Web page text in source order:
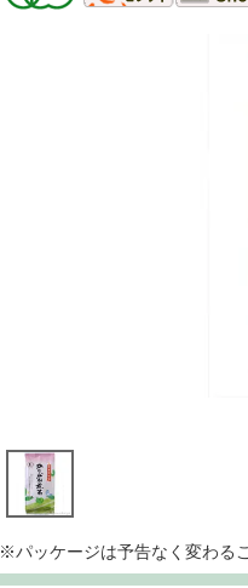
※パッケージは予告なく変わる